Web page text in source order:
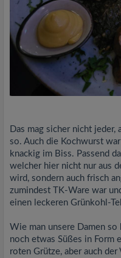
Das mag sicher nicht jeder,
so. Auch die Kochwurst
knackig im Biss. Passend
welcher hier nicht nur aus
wird, sondern auch frisch
zumindest TK-Ware war
einen leckeren Grünkohl-
Wie man unsere Damen so
noch etwas Süßes in Form
roten Grütze, aber auch